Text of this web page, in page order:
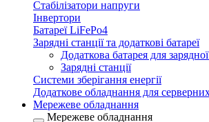
Стабілізатори напруги
Інвертори
Батареї LiFePo4
Зарядні станції та додаткові батареї
Додаткова батарея для зарядної
Зарядні станції
Системи зберігання енергії
Додаткове обладнання для
Мережеве обладнання
Мережеве обладнання